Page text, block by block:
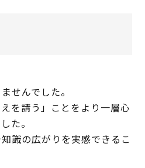
せんでした。
を請う」ことをより一層心
た。
識の広がりを実感できるこ